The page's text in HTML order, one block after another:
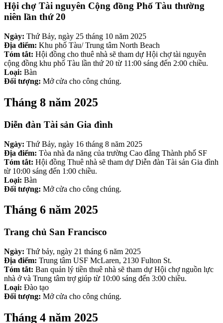
Hội chợ Tài nguyên Cộng đồng Phố Tàu thường
niên lần thứ 20
Ngày: Thứ Bảy, ngày 25 tháng 10 năm 2025
Địa điểm: Khu phố Tàu/ Trung tâm North Beach
Tóm tắt: Hội đồng cho thuê nhà sẽ tham dự Hội chợ tài nguyên
cộng đồng khu phố Tàu lần thứ 20 từ 11:00 sáng đến 2:00 chiều.
Loại: Bàn
Đối tượng: Mở cửa cho công chúng.
Tháng 8 năm 2025
Diễn đàn Tài sản Gia đình
Ngày: Thứ Bảy, ngày 16 tháng 8 năm 2025
Địa điểm: Tòa nhà đa năng của trường Cao đẳng Thành phố SF
Tóm tắt: Hội đồng Thuê nhà sẽ tham dự Diễn đàn Tài sản Gia đình
từ 10:00 sáng đến 1:00 chiều.
Loại: Bàn
Đối tượng: Mở cửa cho công chúng.
Tháng 6 năm 2025
Trang chủ San Francisco
Ngày: Thứ bảy, ngày 21 tháng 6 năm 2025
Địa điểm: Trung tâm USF McLaren, 2130 Fulton St.
Tóm tắt: Ban quản lý tiền thuê nhà sẽ tham dự Hội chợ nguồn lực
nhà ở và Trung tâm trợ giúp từ 10:00 sáng đến 3:00 chiều.
Loại: Đào tạo
Đối tượng: Mở cửa cho công chúng.
Tháng 4 năm 2025